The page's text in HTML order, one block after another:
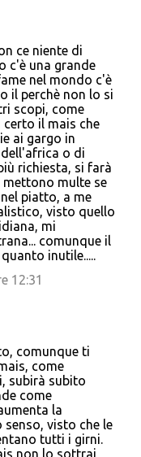
ce niente di
c'è una grande
nel mondo c'è
il perchè non lo si
scopi, come
il mais che
ai gargo in
o di
richiesta, si farà
mettono multe se
piatto, a me
visto quello
mi
comunque il
inutile.....
12:31
comunque ti
come
subirà subito
come
la
visto che le
tutti i girni.
non lo sottrai